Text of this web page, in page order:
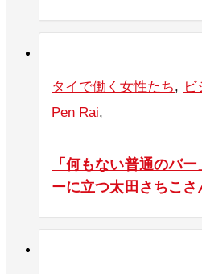
タイで働く女性たち, ビ
Pen Rai,
「何もない普通のバ
ーに立つ太田さちこさ